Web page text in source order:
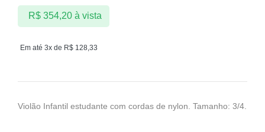
Em até 3x de R$ 128,33
R$354,20 à vista
Violão Infantil estudante com cordas de nylon. Tamanho: 3/4.